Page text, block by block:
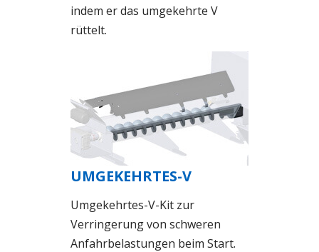
indem er das umgekehrte V
rüttelt.
UMGEKEHRTES-V
Umgekehrtes-V-Kit zur
Verringerung von schweren
Anfahrbelastungen beim Start.